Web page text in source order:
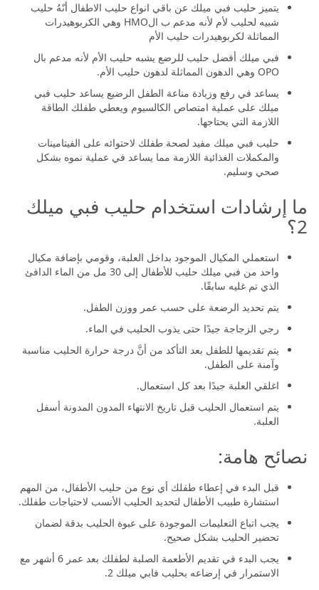
يتميز حليب فبي ميلك عن باقي انواع حليب الاطفال أنّهُ حليب
شبيه لحليب لأم لأنه مدعم ب الHMO وهي الكربوهيدرات
المماثلة لكربوهيدرات حليب الأم
فبي ميلك أفضل حليب للرضع يشبه حليب الأم لأنه مدعم بال
OPO وهي الدهون المماثلة لدهون حليب الأم.
يساعد في رفع وزيادة مناعة الطفل الرضيع يساعد حليب فبي
ميلك على عملية امتصاص الكالسيوم ويعطي طفلك الطاقة
اللازمة التي يحتاجها.
حليب فبي ميلك مفيد لصحة طفلك لاحتوائه على الفيتامينات
والمكملات الغذائية اللازمة مما يساعد في عملية نموه بشكل
صحي وسليم.
ما إرشادات استخدام حليب فبي ميلك
2؟
استعملي المكيال الموجود بداخل العلبة، وقومي بإضافة مكيال
واحد من فبي ميلك حليب للأطفال إلى 30 مل من الماء الدافئ
الذي تم غليه سابقًا.
يتم تحديد الرضعة على حسب عمر ووزن الطفل.
رجي الزجاجة جيدًا حتى يذوب الحليب في الماء.
يتم تقديمها للطفل بعد التأكد من أنَّ درجة حرارة الحليب مناسبة
وآمنة على الطفل.
اغلقي العلبة جيدًا بعد كل استعمال.
يتم استعمال الحليب قبل تاريخ الانتهاء المدون المدونة أسفل
العلبة.
نصائح هامة:
قبل البدء في إعطاء طفلك أي نوع من حليب الأطفال، من المهم
استشارة طبيب الأطفال لتحديد الحليب الأنسب لاحتياجات طفلك.
يجب اتباع التعليمات الموجودة على عبوة الحليب بدقة لضمان
تحضير الحليب بشكل صحيح.
يجب البدء في تقديم الأطعمة الصلبة لطفلك بعد عمر 6 أشهر مع
الاستمرار في إرضاعه بحليب فابي ميلك 2.